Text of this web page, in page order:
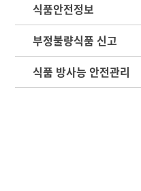
식품안전정보
부정불량식품 신고
식품 방사능 안전관리